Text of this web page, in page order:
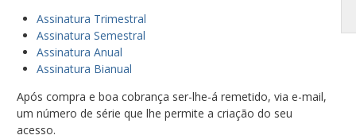
Assinatura Trimestral
Assinatura Semestral
Assinatura Anual
Assinatura Bianual
Após compra e boa cobrança ser-lhe-á remetido, via e-mail,
um número de série que lhe permite a criação do seu
acesso.